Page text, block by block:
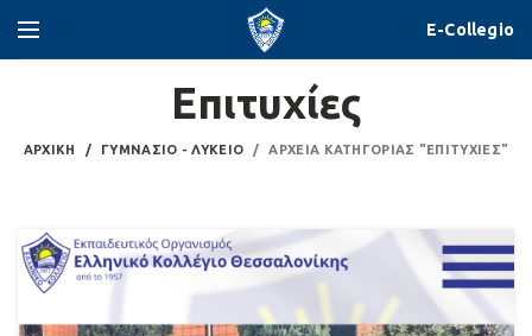
E-Collegio
Επιτυχίες
ΑΡΧΙΚΉ ΓΥΜΝΆΣΙΟ - ΛΎΚΕΙΟ ΑΡΧΕΊΑ ΚΑΤΗΓΟΡΊΑΣ "ΕΠΙΤΥΧΊΕΣ"